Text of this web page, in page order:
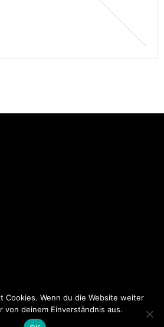
2016
Cookies. Wenn du die Website weiter
von deinem Einverständnis aus.